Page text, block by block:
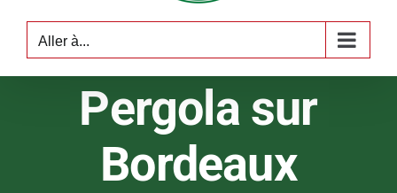
Aller à...
Pergola sur
Bordeaux